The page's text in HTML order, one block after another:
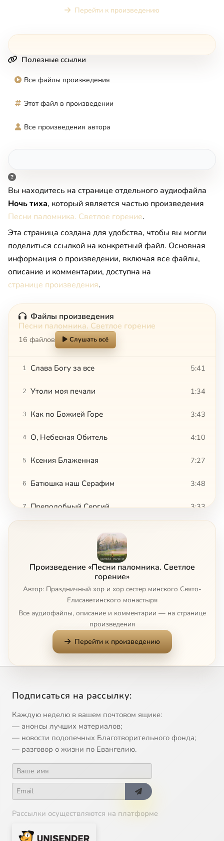
Перейти к произведению
Полезные ссылки
Все файлы произведения
Этот файл в произведении
Все произведения автора
Вы находитесь на странице отдельного аудиофайла
Ночь тиха, который является частью произведения
Песни паломника. Светлое горение.
Эта страница создана для удобства, чтобы вы могли
поделиться ссылкой на конкретный файл. Основная
информация о произведении, включая все файлы,
описание и комментарии, доступна на
странице произведения.
Файлы произведения
Песни паломника. Светлое горение
16 файлов Слушать всё
1 Слава Богу за все 5:41
2 Утоли моя печали 1:34
3 Как по Божией Горе 3:43
4 О, Небесная Обитель 4:10
5 Ксения Блаженная 7:27
6 Батюшка наш Серафим 3:48
7 Преподобный Сергий 3:33
Иисусе мой Прелюбезный
Плач Адама
Как залезло красное солнце
Шел Преподобный
14 Где цветочек тот прекрасный 4:54
16 Ночь тиха 4:18
Произведение «Песни паломника. Светлое
горение»
Автор: Праздничный хор и хор сестер минского Свято-
Елисаветинского монастыря
Все аудиофайлы, описание и комментарии — на странице
произведения
Перейти к произведению
Подписаться на рассылку:
Каждую неделю в вашем почтовом ящике:
— анонсы лучших материалов;
— новости подопечных Благотворительного фонда;
— разговор о жизни по Евангелию.
Рассылки осуществляются на платформе